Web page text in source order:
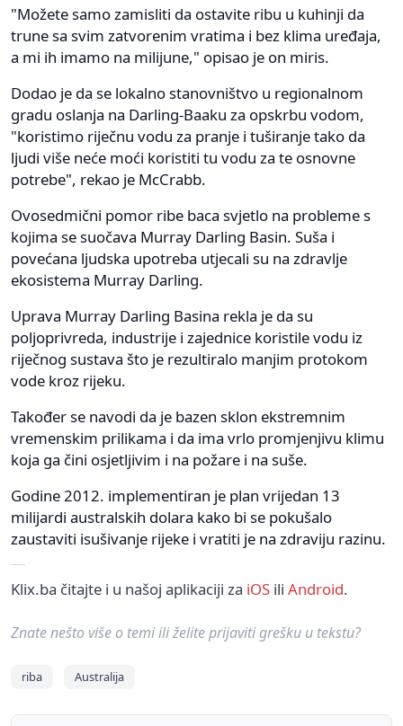
"Možete samo zamisliti da ostavite ribu u kuhinji da
trune sa svim zatvorenim vratima i bez klima uređaja,
a mi ih imamo na milijune," opisao je on miris.
Dodao je da se lokalno stanovništvo u regionalnom
gradu oslanja na Darling-Baaku za opskrbu vodom,
"koristimo riječnu vodu za pranje i tuširanje tako da
ljudi više neće moći koristiti tu vodu za te osnovne
potrebe", rekao je McCrabb.
Ovosedmični pomor ribe baca svjetlo na probleme s
kojima se suočava Murray Darling Basin. Suša i
povećana ljudska upotreba utjecali su na zdravlje
ekosistema Murray Darling.
Uprava Murray Darling Basina rekla je da su
poljoprivreda, industrije i zajednice koristile vodu iz
riječnog sustava što je rezultiralo manjim protokom
vode kroz rijeku.
Također se navodi da je bazen sklon ekstremnim
vremenskim prilikama i da ima vrlo promjenjivu klimu
koja ga čini osjetljivim i na požare i na suše.
Godine 2012. implementiran je plan vrijedan 13
milijardi australskih dolara kako bi se pokušalo
zaustaviti isušivanje rijeke i vratiti je na zdraviju razinu.
Klix.ba čitajte i u našoj aplikaciji za iOS ili Android.
Znate nešto više o temi ili želite prijaviti grešku u tekstu?
riba Australija